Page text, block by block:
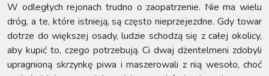
W odległych rejonach trudno o zaopatrzenie. Nie ma wielu
dróg, a te, które istnieją, są często nieprzejezdne. Gdy towar
dotrze do większej osady, ludzie schodzą się z całej okolicy,
aby kupić to, czego potrzebują. Ci dwaj dżentelmeni zdobyli
upragnioną skrzynkę piwa i maszerowali z nią wesoło, choć